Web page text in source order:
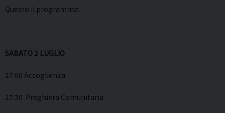
Questo il programma:
SABATO 2 LUGLIO
17:00 Accoglienza
17:30 Preghiera Comunitaria